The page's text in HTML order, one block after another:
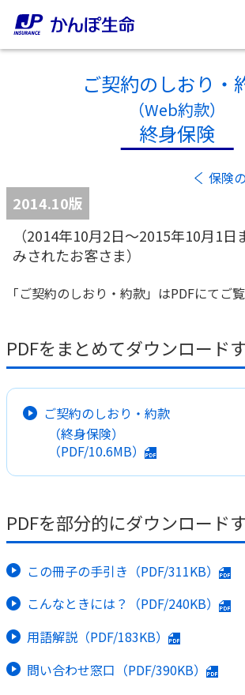
ご契約者さま
ご契約者さま
お手続き一覧
マイページでできること
ログイン
保険をご検討中のお客さま
保険をご検討中のお客さま
終身保険
養老保険
定期保険
学資保険
資料請求
保険の探し方のポイント
これからのライフイベントでかかる
法人のお客さま
ちら
目的から探す
お役立ち情報
かんぽ生命の団体取扱い
かんぽのLifeサポートナビ
保険
お金
子育て
ライフプラン
かんぽ生命について
ご挨拶
会社概要
財務情報
株主・投資家のみなさまへ
採用情報
よくあるご質問
お問い合わせ
サステナビリティ
株主・投資家のみなさまへ
English
ご契約のしおり・
（Web約款）
終身保険
保険
2014.10版
（2014年10月2日～2015年10月1
みされたお客さま）
「ご契約のしおり・約款」はPDFにてご
PDFをまとめてダウンロード
ご契約のしおり・約款
（終身保険）
（PDF/10.6MB）
PDFを部分的にダウンロード
この冊子の手引き（PDF/311KB）
こんなときには？（PDF/240KB）
用語解説（PDF/183KB）
問い合わせ窓口（PDF/390KB）